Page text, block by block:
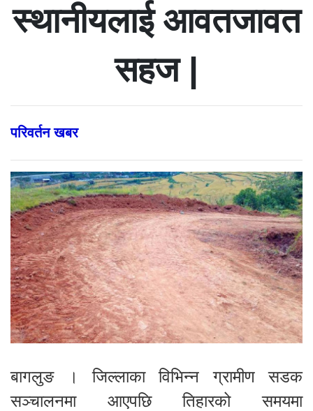
स्थानीयलाई आवतजावत
सहज |
परिवर्तन खबर
बागलुङ । जिल्लाका विभिन्न ग्रामीण सडक
सञ्चालनमा आएपछि तिहारको समयमा